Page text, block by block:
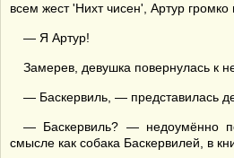
всем жест 'Нихт чисен', Артур громко
— Я Артур!
Замерев, девушка повернулась к
— Баскервиль, — представилась
— Баскервиль? — недоумённо
смысле как собака Баскервилей, в